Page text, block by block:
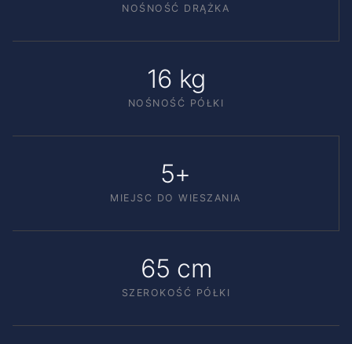
NOŚNOŚĆ DRĄŻKA
16 kg
NOŚNOŚĆ PÓŁKI
5+
MIEJSC DO WIESZANIA
65 cm
SZEROKOŚĆ PÓŁKI